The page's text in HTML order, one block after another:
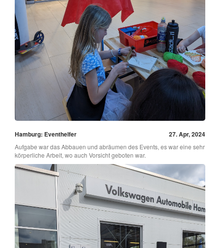
Hamburg: Eventhelfer 27. Apr, 2024
Aufgabe war das Abbauen und abräumen des Events, es war eine sehr
körperliche Arbeit, wo auch Vorsicht geboten war.